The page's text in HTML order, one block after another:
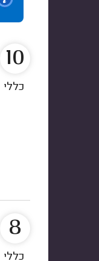
10
כללי
8
כללי